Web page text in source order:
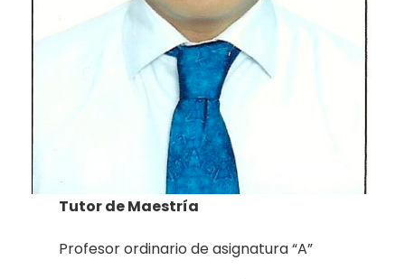
Tutor de Maestría
Profesor ordinario de asignatura “A”